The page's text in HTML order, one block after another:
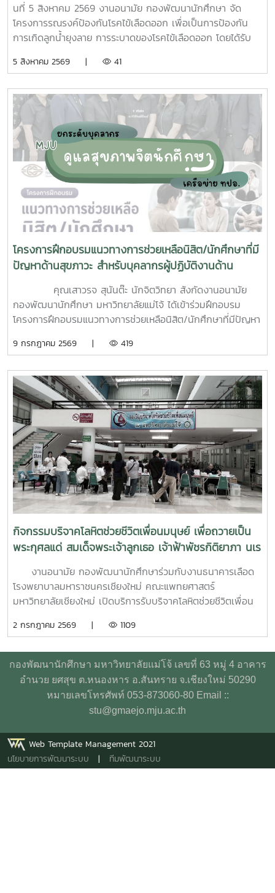
นที่ 5 สิงหาคม 2569 งานอนามัย กองพัฒนานักศึกษา จัด
โครงการรณรงค์ป้องกันโรคไข้เลือดออก เพื่อเป็นการป้องกัน
การเกิดลูกน้ำยุงลาย การระบาดของโรคไข้เลือดออก โดยได้รับ
นักศึกษาจิตอาสา ร่วมกันสำรวจทำลายแหล่งเพาะพันธุ์ยุงลาย
มหาวิทยาลัยแม่โจ้ ทั้งนี้ได้รับความอนุเคราะห์รถรับนักศึกษาจาก
กองกายภาพและสิ่งแวดล้อม
5 สิงหาคม 2569 | 41
โครงการฝึกอบรมแนวทางการช่วยเหลือนิสิต/นักศึกษาที่มี
ปัญหาด้านสุขภาวะ สำหรับบุคลากรผู้ปฏิบัติงานด้าน
คุณเสาวรจ สุนันต๊ะ นักจิตวิทยา สังกัดงานอนามัย
กองพัฒนานักศึกษา มหาวิทยาลัยแม่โจ้ ได้เข้าร่วมฝึกอบรม
โครงการฝึกอบรมแนวทางการช่วยเหลือนิสิต/นักศึกษาที่มีปัญหา
ที่ 6–7 กรกฎาคม 2569 ณ ห้องบรรยาย ชั้น 1 กองพัฒนานิสิต
บุคลากรจากทั้งเครือข่าย ทปอ. และเครือข่ายสมาคมอุดมศึกษา
เอกชนแห่งประเทศไทย (สสอท.) การอบรมครั้งนี้มุ่งเน้นการ
พัฒนาองค์ความรู้และทักษะที่จำเป็นในการดูแลนิสิตนักศึกษา
ครอบคลุมตั้งแต่:ความรู้พื้นฐานด้านสุขภาพจิต: เรียนรู้แนวโน้ม
ปัญหา และปัจจัยเสี่ยงต่าง ๆ การคัดกรองและประเมินสุขภาพจิต
เบื้องต้น: ด้วยเครื่องมือมาตรฐาน เช่น DASS-21, PHQ-9 และ
ST-5 ทักษะการให้คำปรึกษาเบื้องต้น: อาทิ การฟังอย่างตั้งรับ
(Active Listening), ความเข้าใจใส่ใจ (Empathy) และการ
ปฐมพยาบาลทางจิตใจ (Psychological First Aid: PFA)
นอกจากนี้ ยังมีการเรียนรู้ระบบการดูแลและการส่งต่อกรณี
ฉุกเฉิน การทำงานร่วมกับผู้เชี่ยวชาญทางการแพทย์ ตลอดจน
การติดตามดูแลนิสิตอย่างต่อเนื่องสำหรับวันที่สองของการอบรม
มุ่งเน้นการจัดการสถานการณ์วิกฤตในมหาวิทยาลัย เช่น ภาวะ
เสี่ยงต่อการฆ่าตัวตาย การทำร้ายตนเอง ความรุนแรง และการก
ลั่นแกล้งทางไซเบอร์ (Cyberbullying) รวมถึงการออกแบบ
กิจกรรมเชิงป้องกันเพื่อสร้างความยืดหยุ่นทางใจ (Resilience)
ท้ายของการอบรมยังให้ความสำคัญกับการดูแลสุขภาพจิตของ
(Burnout) การพัฒนาทักษะการเมตตาต่อตนเอง (Self-
Compassion) พร้อมเปิดเวที "Mental Health Talk" เพื่อแลก
เปลี่ยนประสบการณ์ สะท้อนปัญหา และร่วมหาแนวทางพัฒนา
งานด้านสุขภาวะในสถาบันอุดมศึกษา โครงการนี้ถือเป็นอีกหนึ่ง
กลไกสำคัญในการขับเคลื่อน “ระบบนิเวศสุขภาวะนิสิต” ของ
มหาวิทยาลัยไทย ที่มุ่งสร้างบุคลากรผู้ดูแลนิสิตให้มีความพร้อม
ทั้งด้านความรู้ ทักษะ และหัวใจที่เข้าใจ เพื่อให้นิสิตทุกคนสามารถ
เรียนรู้และใช้ชีวิตในรั้วมหาวิทยาลัยได้อย่างมีความสุขและยั่งยืน
9 กรกฎาคม 2569 | 419
กิจกรรมบริจาคโลหิตช่วยชีวิตเพื่อนมนุษย์ เพื่อถวายเป็น
พระกุศลแด่ สมเด็จพระเจ้าลูกเธอ เจ้าฟ้าพัชรกิติยาภา นเร
นทิราเทพยวดี กรมหลวงราช สาริณีสิริพัชร มหาวัชรราช
ธิดางานอนามัย กองพัฒนานักศึกษาร่วมกับงานธนาคารเลือด
โรงพยาบาลมหาราชนครเชียงใหม่ คณะแพทยศาสตร์
มหาวิทยาลัยเชียงใหม่ เปิดบริการรับบริจาคโลหิตช่วยชีวิตเพื่อน
รกิติยาภา นเรนทิราเทพยวดี กรมหลวงราช สาริณีสิริพัชร มหา
14.00 น. ณ ลานอนันต์ ปัญญาวีร์ อาคารอำนวย ยศสุข
นักศึกษาที่เข้าร่วมบริจาคจะได้ชั่วโมงกิจกรรมด้านจิตอาสา ครั้ง
ละ 8 ชั่วโมง- วันที่ 1กรกฏาคม 2569 มีผู้ประสงค์บริจาคโลหิต
จำนวน 91 คน ผ่านเกณฑ์สามารถบริจาคโลหิตได้ จำนวน 41 คน
( 18,450 CC.) - วันที่ 2 กรกฏาคม 2569 มีผู้ประสงค์บริจาค
โลหิต จำนวน 125 คน ผ่านเกณฑ์สามารถบริจาคโลหิตได้ จำนวน
72 คน (32,400 CC.)
2 กรกฎาคม 2569 | 1109
กองพัฒนานักศึกษา มหาวิทยาลัยแม่โจ้ เลขที่ 63 หมู่ 4 อาคาร
อำนวย ยศสุข ต.หนองหาร อ.สันทราย จ.เชียงใหม่ 50290
หมายเลขโทรศัพท์ 053-873060-80 Email ::
stu@gmaejo.mju.ac.th
Web Template Management 2021
นโยบายการพัฒนาระบบ | ทีมพัฒนาระบบ